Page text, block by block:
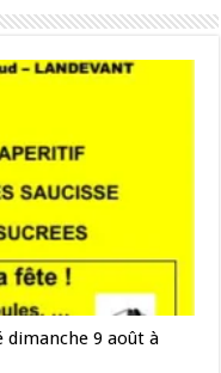
dimanche 9 août à